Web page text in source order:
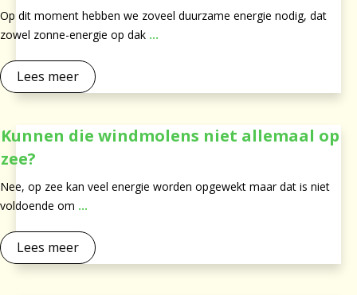
Op dit moment hebben we zoveel duurzame energie nodig, dat
zowel zonne-energie op dak ...
Lees meer
Kunnen die windmolens niet allemaal op
zee?
Nee, op zee kan veel energie worden opgewekt maar dat is niet
voldoende om ...
Lees meer